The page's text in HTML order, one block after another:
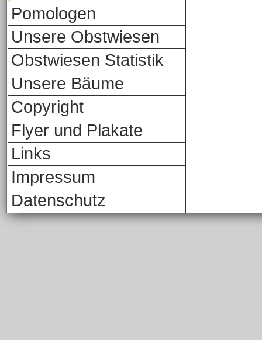
Pomologen
Unsere Obstwiesen
Obstwiesen Statistik
Unsere Bäume
Copyright
Flyer und Plakate
Links
Impressum
Datenschutz